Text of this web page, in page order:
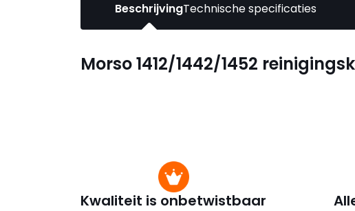
BeschrijvingTechnische specificaties
Morso 1412/1442/1452
Kwaliteit is onbetwistbaar